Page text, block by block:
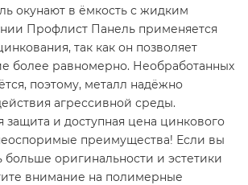
окунают в ёмкость с жидким
Профлист Панель применяется
так как он позволяет
более равномерно. Необработанных
поэтому, металл надёжно
агрессивной среды.
защита и доступная цена цинкового
преимущества! Если вы
больше оригинальности и эстетики
внимание на полимерные